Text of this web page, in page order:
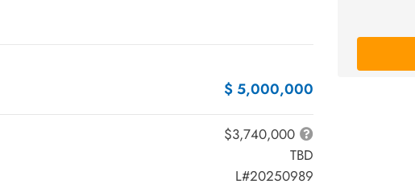
$ 5,000,000
$3,740,000
TBD
L#20250989